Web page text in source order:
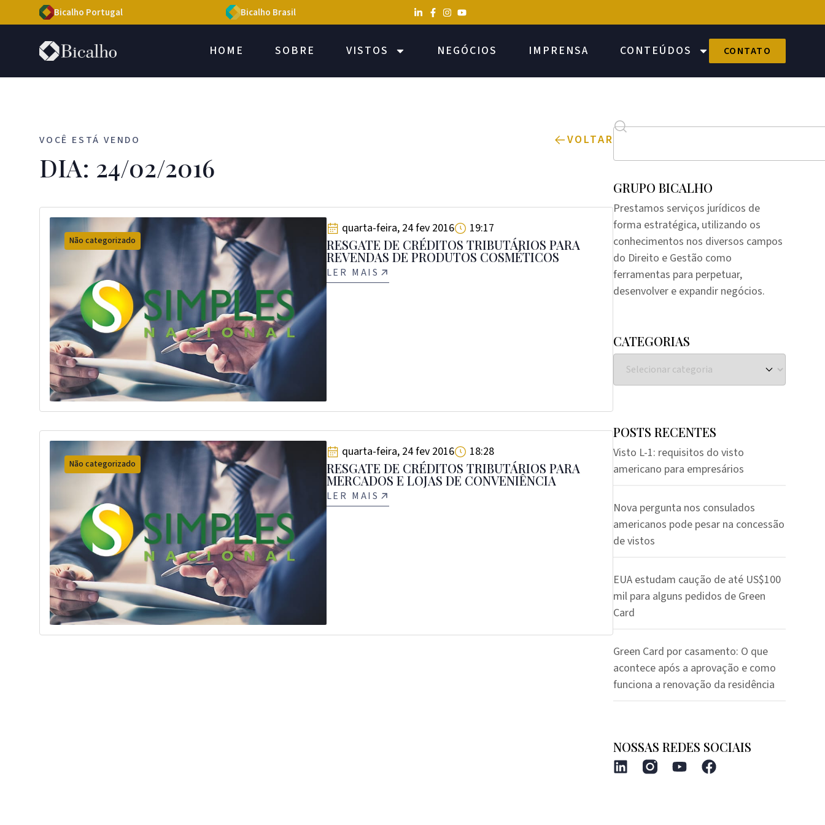
Bicalho Portugal Bicalho Brasil
HOME SOBRE VISTOS NEGÓCIOS IMPRENSA CONTEÚDOS CONTATO
VOCÊ ESTÁ VENDO VOLTAR
DIA: 24/02/2016
Não categorizado
quarta-feira, 24 fev 2016 19:17
RESGATE DE CRÉDITOS TRIBUTÁRIOS PARA
REVENDAS DE PRODUTOS COSMÉTICOS
LER MAIS
Não categorizado
quarta-feira, 24 fev 2016 18:28
RESGATE DE CRÉDITOS TRIBUTÁRIOS PARA
MERCADOS E LOJAS DE CONVENIÊNCIA
LER MAIS
GRUPO BICALHO
Prestamos serviços jurídicos de
forma estratégica, utilizando os
conhecimentos nos diversos campos
do Direito e Gestão como
ferramentas para perpetuar,
desenvolver e expandir negócios.
CATEGORIAS
POSTS RECENTES
Visto L-1: requisitos do visto
americano para empresários
Nova pergunta nos consulados
americanos pode pesar na concessão
de vistos
EUA estudam caução de até US$100
mil para alguns pedidos de Green
Card
Green Card por casamento: O que
acontece após a aprovação e como
funciona a renovação da residência
NOSSAS REDES SOCIAIS